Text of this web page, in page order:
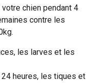
chien pendant 4
contre les
les larves et les
heures, les tiques et